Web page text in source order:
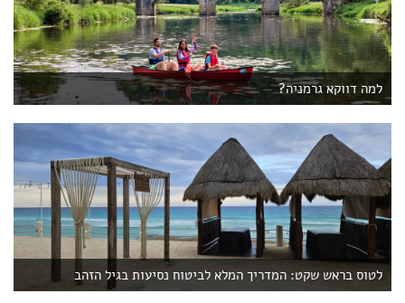
למה דווקא גרמניה?
לטוס בראש שקט: המדריך המלא לביטוח נסיעות בגיל הזהב